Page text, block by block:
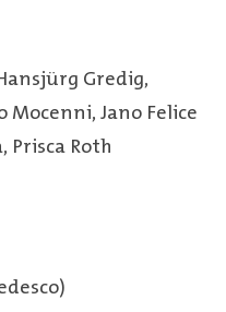
Gredig,
Jano Felice
Prisca Roth